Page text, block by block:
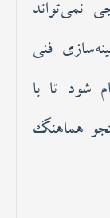
فنی
تا با
هماهنگ